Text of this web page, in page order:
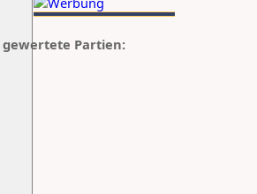
gewertete Partien: